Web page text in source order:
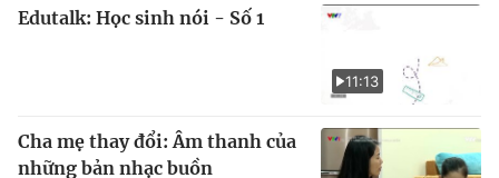
11:13
Edutalk: Học sinh nói - Số 1
Cha mẹ thay đổi: Âm thanh của
những bản nhạc buồn